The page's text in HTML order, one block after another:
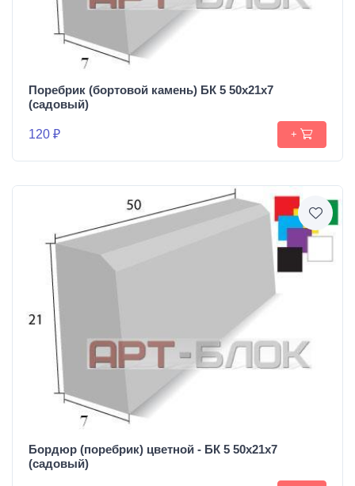
Поребрик (бортовой камень) БК 5 50х21х7
(садовый)
120 ₽ +
Бордюр (поребрик) цветной - БК 5 50х21х7
(садовый)